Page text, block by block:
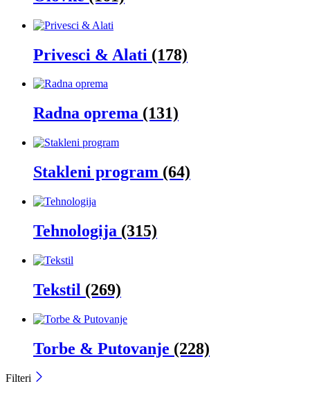
Privesci & Alati (178)
Radna oprema (131)
Stakleni program (64)
Tehnologija (315)
Tekstil (269)
Torbe & Putovanje (228)
Filteri